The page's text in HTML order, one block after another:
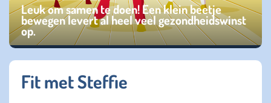
Leuk om samen te doen! Een klein beetje
bewegen levert al heel veel gezondheidswinst
op.
Fit met Steffie